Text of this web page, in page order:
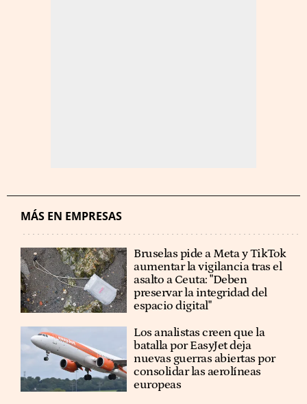
MÁS EN EMPRESAS
Bruselas pide a Meta y TikTok
aumentar la vigilancia tras el
asalto a Ceuta: "Deben
preservar la integridad del
espacio digital"
Los analistas creen que la
batalla por EasyJet deja
nuevas guerras abiertas por
consolidar las aerolíneas
europeas